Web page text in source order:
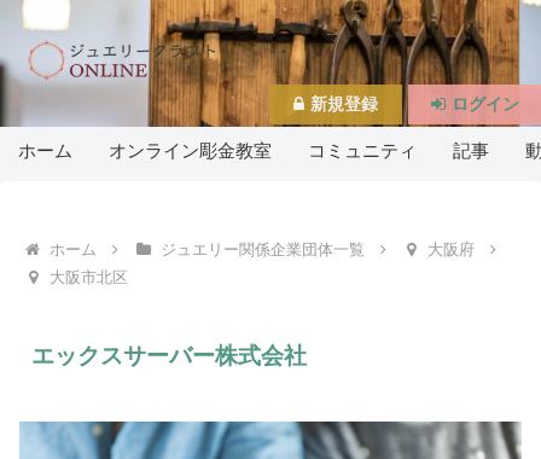
ホーム オンライン彫金教室 コミュニティ 記事
ホーム ジュエリー関係企業団体一覧
大阪府
大阪市北区
エックスサーバー株式会社
新規登録 ログイン